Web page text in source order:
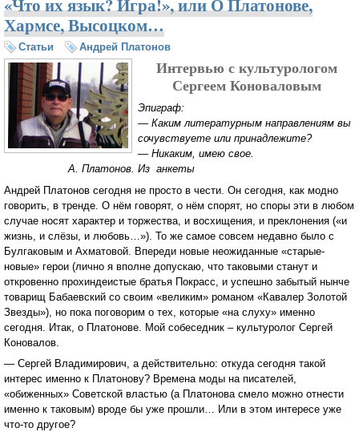
Хармсе, Высоцком…
Статьи Андрей Платонов
Интервью с культурологом
Сергеем Коноваловым
Эпиграф:
— Каким литературным направлениям вы
сочувствуете или принадлежите?
— Никаким, имею свое.
А. Платонов. Из анкеты
Андрей Платонов сегодня не просто в чести. Он сегодня, как модно
говорить, в тренде. О нём говорят, о нём спорят, но споры эти в любом
случае носят характер и торжества, и восхищения, и преклонения («и
жизнь, и слёзы, и любовь…»). То же самое совсем недавно было с
Булгаковым и Ахматовой. Впереди новые неожиданные «старые-
новые» герои (лично я вполне допускаю, что таковыми станут и
откровенно прохиндеистые братья Покрасс, и успешно забытый нынче
товарищ Бабаевский со своим «великим» романом «Кавалер Золотой
Звезды»), но пока поговорим о тех, которые «на слуху» именно
сегодня. Итак, о Платонове. Мой собеседник – культуролог Сергей
Коновалов.
— Сергей Владимирович, а действительно: откуда сегодня такой
интерес именно к Платонову? Времена моды на писателей,
«обиженных» Советской властью (а Платонова смело можно отнести
именно к таковым) вроде бы уже прошли… Или в этом интересе уже
что-то другое?